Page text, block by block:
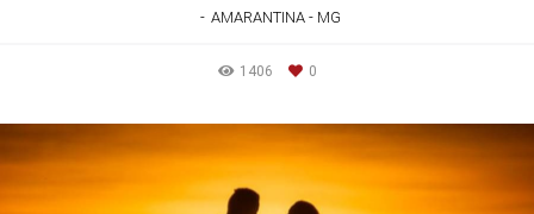
AMARANTINA - MG
1406 0